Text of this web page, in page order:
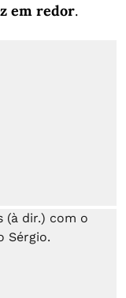
em redor.